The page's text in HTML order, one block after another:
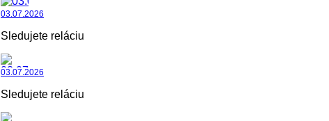
03.07.2026
Sledujete reláciu
03.07.2026
Sledujete reláciu